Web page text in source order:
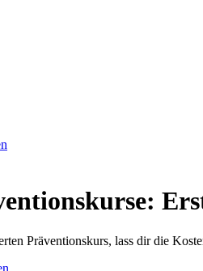
Präventionskurs, lass dir die